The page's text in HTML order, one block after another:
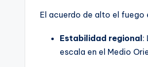
El acuerdo de alto el fuego
Estabilidad regional:
escala en el Medio